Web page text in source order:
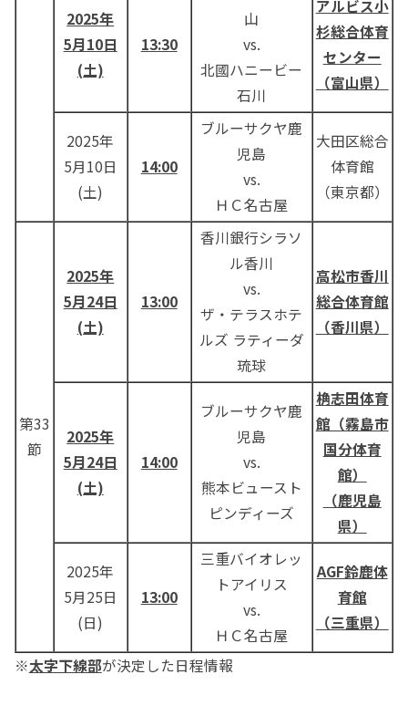
2025年
5月10日
(土)
13:30
山
vs.
北國ハニービー
石川
アルビス小
杉総合体育
センター
（富山県）
2025年
5月10日
(土)
14:00
ブルーサクヤ鹿
児島
vs.
ＨＣ名古屋
大田区総合
体育館
（東京都）
第33
節
2025年
5月24日
(土)
13:00
香川銀行シラソ
ル香川
vs.
ザ・テラスホテ
ルズ ラティーダ
琉球
高松市香川
総合体育館
（香川県）
2025年
5月24日
(土)
14:00
ブルーサクヤ鹿
児島
vs.
熊本ビュースト
ピンディーズ
桷志田体育
館（霧島市
国分体育
館）
（鹿児島
県）
2025年
5月25日
(日)
13:00
三重バイオレッ
トアイリス
vs.
ＨＣ名古屋
AGF鈴鹿体
育館
（三重県）
※太字下線部が決定した日程情報